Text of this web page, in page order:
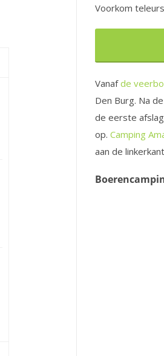
Voorkom
Vanafde
Den Burg. Na
de eerste
op. Camping
aan de